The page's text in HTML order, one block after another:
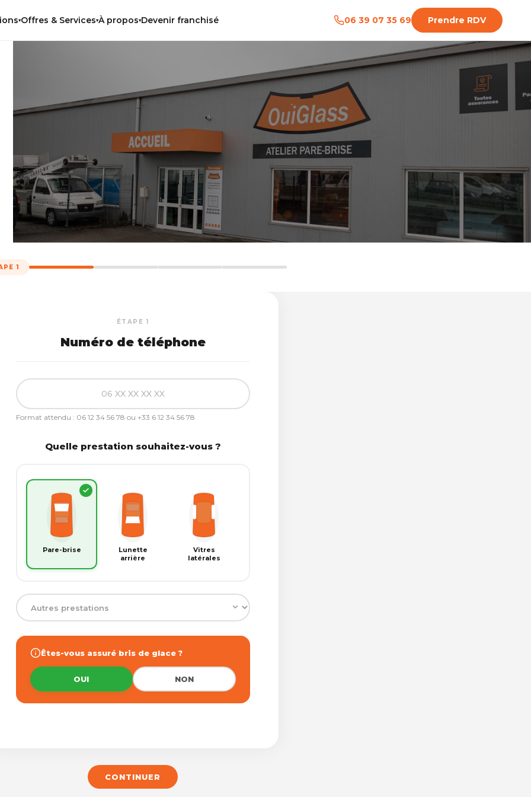
▾Offres & Services▾À propos▾Devenir franchisé 06 39 07 35 69 Prendre RDV
1
ÉTAPE 1
Numéro de téléphone
Format attendu : 06 12 34 56 78 ou +33 6 12 34 56 78
Quelle prestation souhaitez-vous ?
Pare-brise
Lunette
arrière
Vitres
latérales
Êtes-vous assuré bris de glace ?
OUI NON
CONTINUER